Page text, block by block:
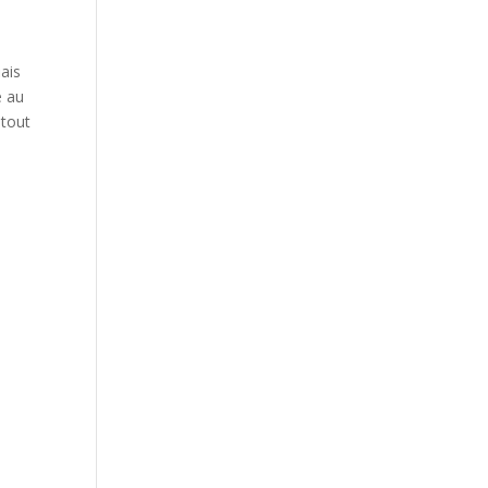
au
tout